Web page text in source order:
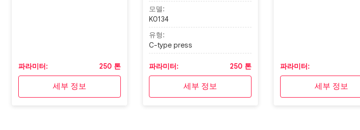
파라미터: 250 톤
세부 정보
모델:
K0134
유형:
C-type press
파라미터: 250 톤
세부 정보
파라미터:
세부 정보